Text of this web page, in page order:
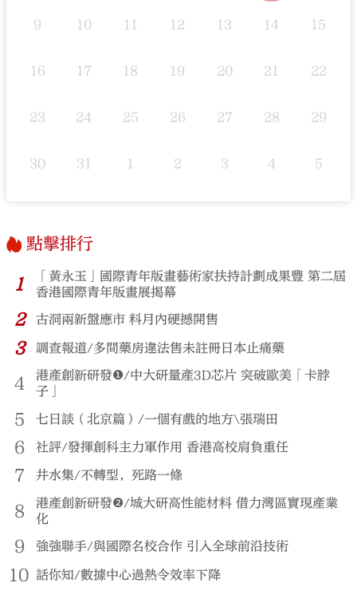
9 10 11 12 13 14 15
16 17 18 19 20 21 22
23 24 25 26 27 28 29
30 31 1 2 3 4 5
點擊排行
1
「黃永玉」國際青年版畫藝術家扶持計劃成果豐 第二屆
香港國際青年版畫展揭幕
2 古洞兩新盤應市 料月內硬撼開售
3 調查報道/多間藥房違法售未註冊日本止痛藥
4
港產創新研發❶/中大研量產3D芯片 突破歐美「卡脖
子」
5 七日談（北京篇）/一個有戲的地方\張瑞田
6 社評/發揮創科主力軍作用 香港高校肩負重任
7 井水集/不轉型，死路一條
8
港產創新研發❷/城大研高性能材料 借力灣區實現產業
化
9 強強聯手/與國際名校合作 引入全球前沿技術
10 話你知/數據中心過熱令效率下降